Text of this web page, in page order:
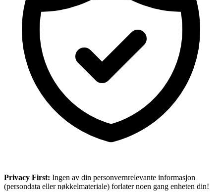
Privacy First: Ingen av din personvernrelevante informasjon
(persondata eller nøkkelmateriale) forlater noen gang enheten din!